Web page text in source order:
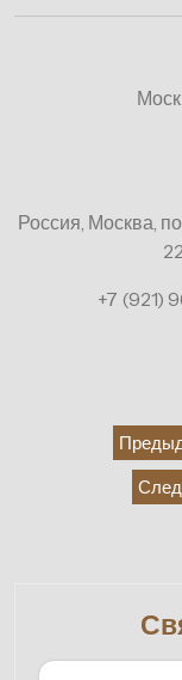
Россия, Москва,
+7 (921)
Навигация
записям